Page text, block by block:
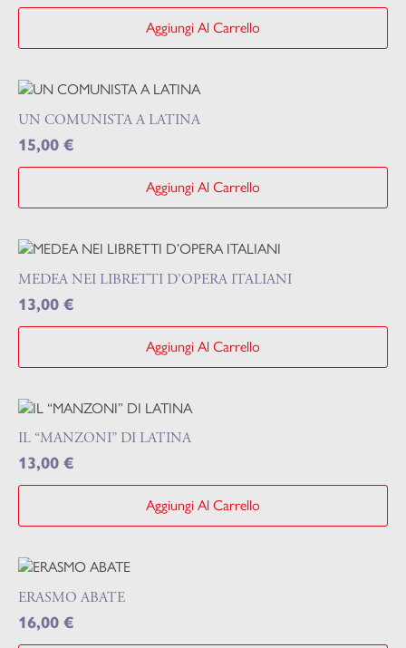
Aggiungi Al Carrello
UN COMUNISTA A LATINA
15,00 €
Aggiungi Al Carrello
MEDEA NEI LIBRETTI D’OPERA ITALIANI
13,00 €
Aggiungi Al Carrello
IL “MANZONI” DI LATINA
13,00 €
Aggiungi Al Carrello
ERASMO ABATE
16,00 €